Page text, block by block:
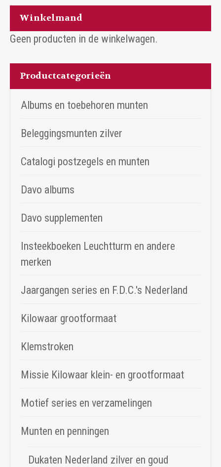
Winkelmand
Geen producten in de winkelwagen.
Productcategorieën
Albums en toebehoren munten
Beleggingsmunten zilver
Catalogi postzegels en munten
Davo albums
Davo supplementen
Insteekboeken Leuchtturm en andere
merken
Jaargangen series en F.D.C.'s Nederland
Kilowaar grootformaat
Klemstroken
Missie Kilowaar klein- en grootformaat
Motief series en verzamelingen
Munten en penningen
Dukaten Nederland zilver en goud